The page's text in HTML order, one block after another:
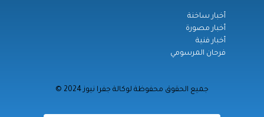
أخبار ساخنة
أخبار مصورة
أخبار فنية
فرحان المرسومي
© جميع الحقوق محفوظة لوكالة جفرا نيوز 2024